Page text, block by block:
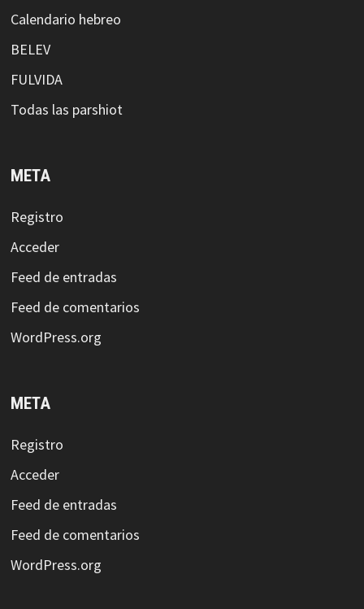
Calendario hebreo
BELEV
FULVIDA
Todas las parshiot
META
Registro
Acceder
Feed de entradas
Feed de comentarios
WordPress.org
META
Registro
Acceder
Feed de entradas
Feed de comentarios
WordPress.org